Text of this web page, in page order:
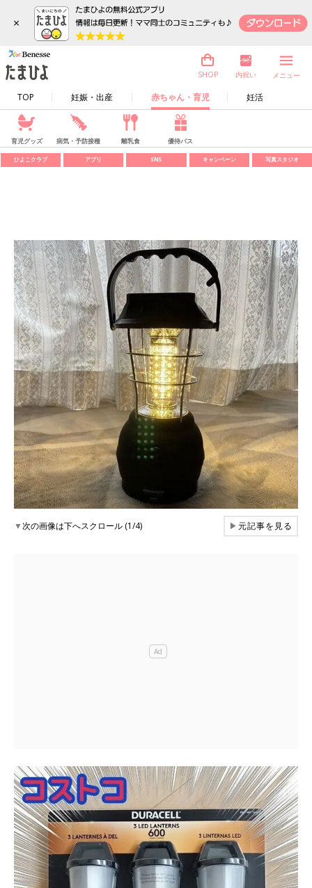
×
TOP 妊娠・出産 赤ちゃん・育児 妊活
SHOP 内祝い メニュー
育児グッズ 病気・予防接種 離乳食 優待パス
ひよこクラブ アプリ SNS キャンペーン 写真スタジオ
▼次の画像は下へスクロール (1/4) ▶元記事を見る